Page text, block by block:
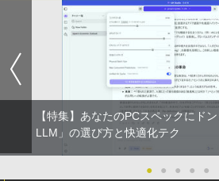
【特集】あなたのPCスペックにド
LLM」の選び方と快適化テク
● ● ● ● ●